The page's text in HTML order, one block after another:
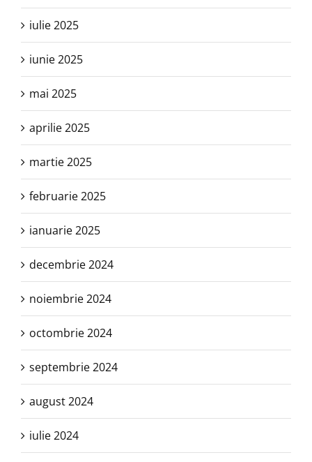
iulie 2025
iunie 2025
mai 2025
aprilie 2025
martie 2025
februarie 2025
ianuarie 2025
decembrie 2024
noiembrie 2024
octombrie 2024
septembrie 2024
august 2024
iulie 2024